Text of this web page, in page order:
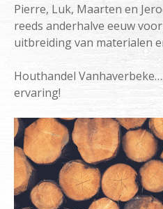
Pierre, Luk, Maarten en
reeds anderhalve eeuw
uitbreiding van materialen
Houthandel
ervaring!